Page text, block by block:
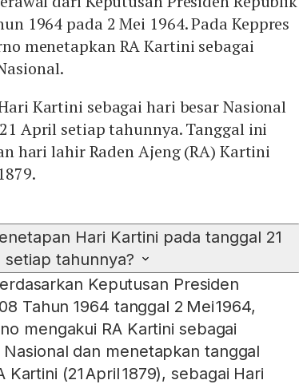
Mute
1964 pada 2 Mei 1964. Pada Keppres
menetapkan RA Kartini sebagai
Kartini sebagai hari besar Nasional
April setiap tahunnya. Tanggal ini
hari lahir Raden Ajeng (RA) Kartini
Hari Kartini pada tanggal 21
setiap tahunnya?
Keputusan Presiden
Tahun 1964 tanggal 2 Mei 1964,
mengakui RA Kartini sebagai
dan menetapkan tanggal
Kartini (21 April 1879), sebagai Hari